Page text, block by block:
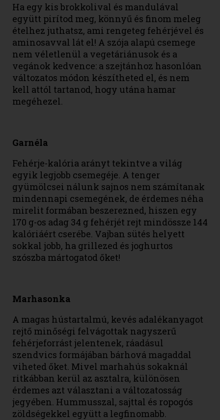
Ha egy kis brokkolival és mandulával
együtt pirítod meg, könnyű és finom meleg
ételhez juthatsz, ami rengeteg fehérjével és
aminosavval lát el! A szója alapú csemege
nem véletlenül a vegetáriánusok és a
vegánok kedvence: a szejtánhoz hasonlóan
változatos módon készítheted el, és nem
kell attól tartanod, hogy utána hamar
megéhezel.
Garnéla
Fehérje-kalória arányt tekintve a világ
egyik legjobb csemegéje. A tenger
gyümölcsei nálunk sajnos nem számítanak
mindennapi csemegének, de érdemes néha
mirelit formában beszerezned, hiszen egy
170 g-os adag 34 g fehérjét rejt mindössze 144
kalóriáért cserébe. Vajban sütés helyett
sokkal jobb, ha grillezed és joghurtos
szószba mártogatod őket!
Marhasonka
A magas hústartalmú, kevés adalékanyagot
rejtő minőségi felvágottak nagyszerű
fehérjeforrást jelentenek, ráadásul
szendvics formájában bárhová magaddal
viheted őket. Mivel marhahús sokaknál
ritkábban kerül az asztalra, különösen
érdemes azt választani a változatosság
jegyében. Hummusszal, sajttal és ropogós
zöldségekkel együtt a legfinomabb.